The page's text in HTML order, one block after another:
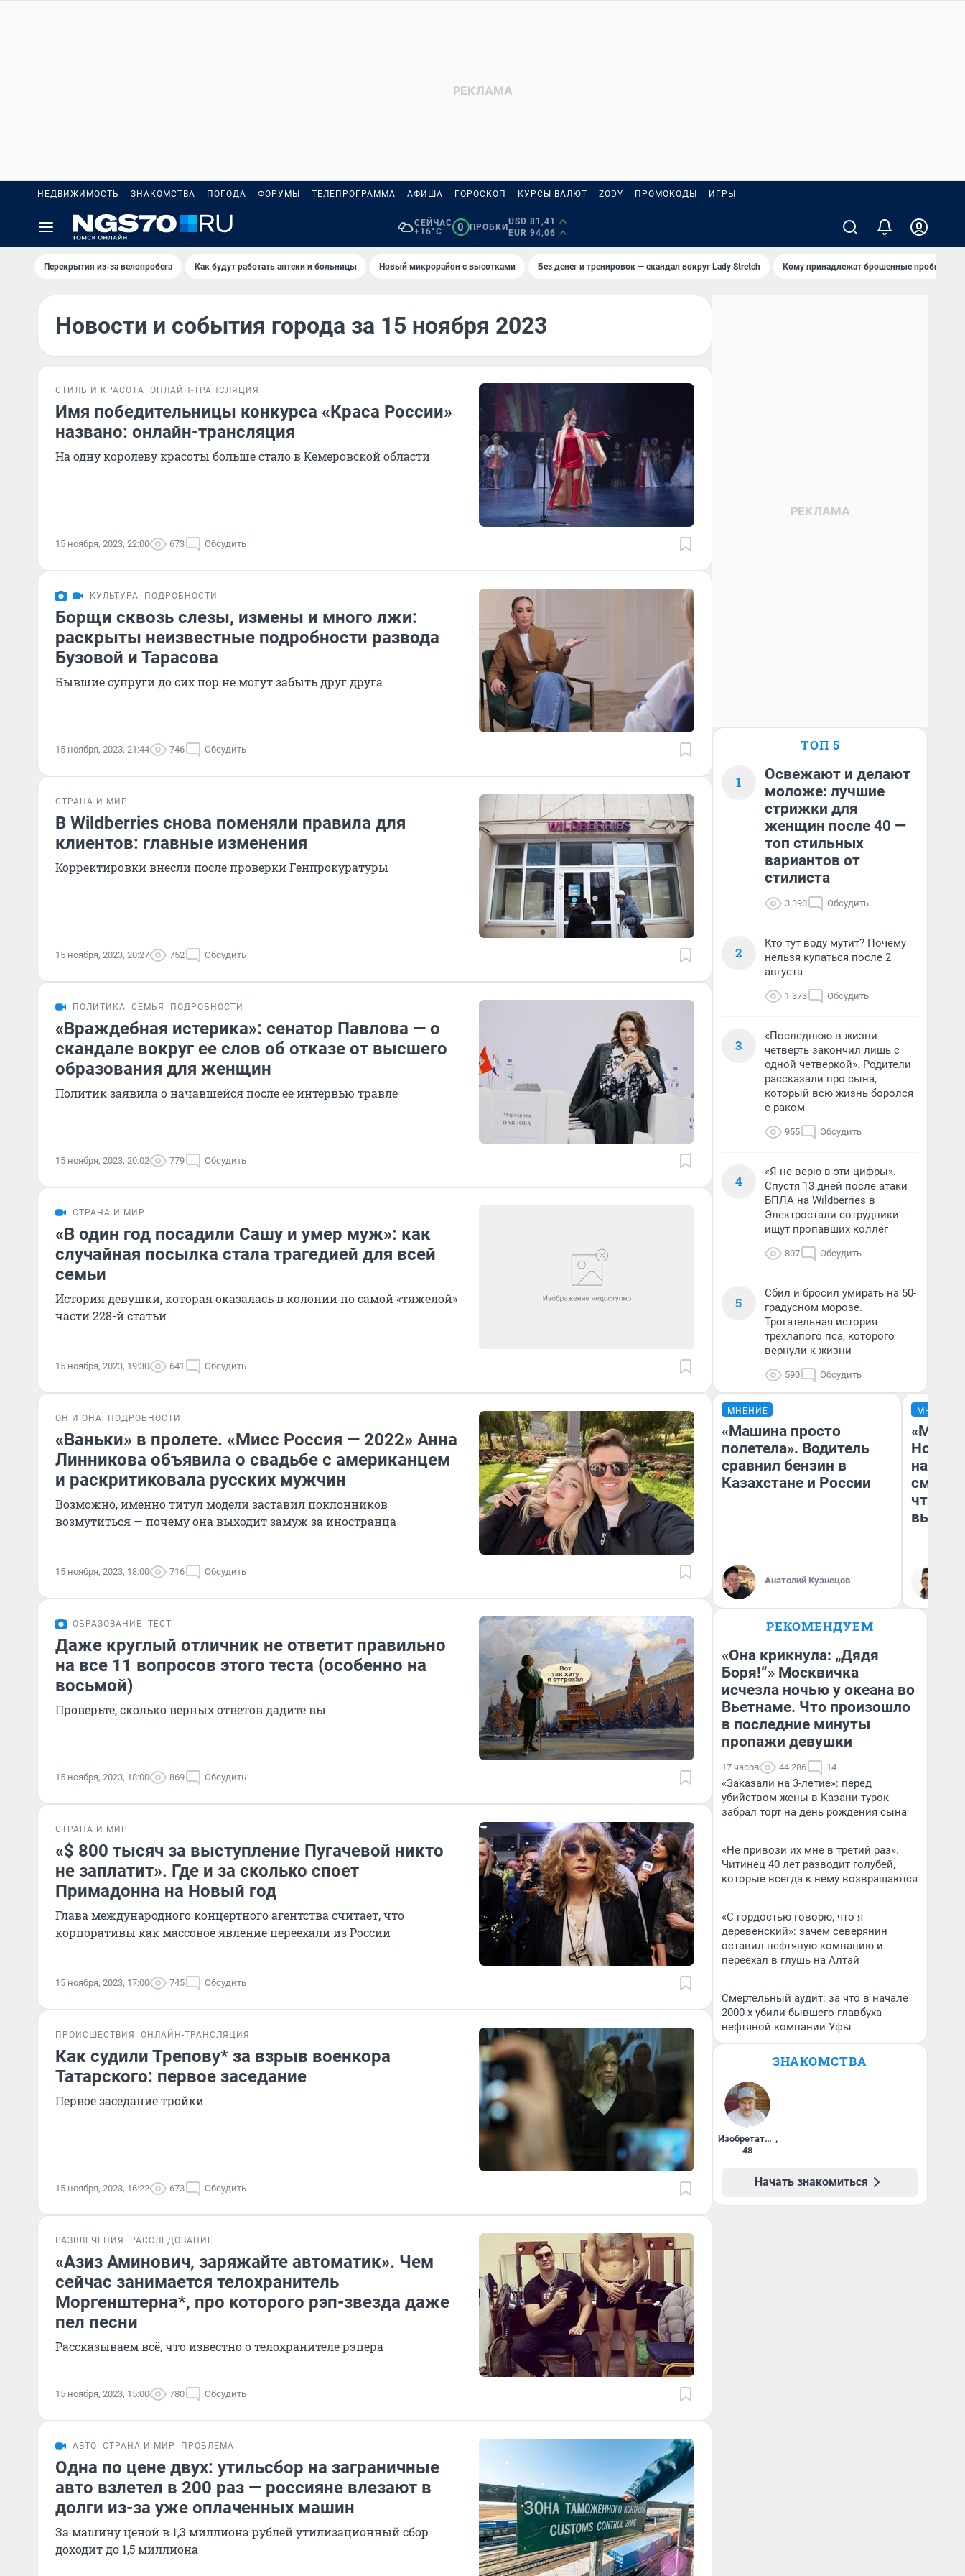
НЕДВИЖИМОСТЬ ЗНАКОМСТВА ПОГОДА ФОРУМЫ ТЕЛЕПРОГРАММА АФИША ГОРОСКОП КУРСЫ ВАЛЮТ ZODY ПРОМОКОДЫ ИГРЫ
СЕЙЧАС
+16°C
0 ПРОБКИ
USD 81,41
EUR 94,06
Перекрытия из-за велопробега Как будут работать аптеки и больницы Новый микрорайон с высотками Без денег и тренировок — скандал вокруг Lady Stretch Кому принадлежат брошенные пробирки?
Новости и события города за 15 ноября 2023
СТИЛЬ И КРАСОТА ОНЛАЙН-ТРАНСЛЯЦИЯ
Имя победительницы конкурса «Краса России»
названо: онлайн-трансляция
На одну королеву красоты больше стало в Кемеровской области
15 ноября, 2023, 22:00 673 Обсудить
КУЛЬТУРА ПОДРОБНОСТИ
Борщи сквозь слезы, измены и много лжи:
раскрыты неизвестные подробности развода
Бузовой и Тарасова
Бывшие супруги до сих пор не могут забыть друг друга
15 ноября, 2023, 21:44 746 Обсудить
СТРАНА И МИР
В Wildberries снова поменяли правила для
клиентов: главные изменения
Корректировки внесли после проверки Генпрокуратуры
15 ноября, 2023, 20:27 752 Обсудить
ПОЛИТИКА СЕМЬЯ ПОДРОБНОСТИ
«Враждебная истерика»: сенатор Павлова — о
скандале вокруг ее слов об отказе от высшего
образования для женщин
Политик заявила о начавшейся после ее интервью травле
15 ноября, 2023, 20:02 779 Обсудить
СТРАНА И МИР
«В один год посадили Сашу и умер муж»: как
случайная посылка стала трагедией для всей
семьи
История девушки, которая оказалась в колонии по самой «тяжелой»
части 228-й статьи
15 ноября, 2023, 19:30 641 Обсудить
ОН И ОНА ПОДРОБНОСТИ
«Ваньки» в пролете. «Мисс Россия — 2022» Анна
Линникова объявила о свадьбе с американцем
и раскритиковала русских мужчин
Возможно, именно титул модели заставил поклонников
возмутиться — почему она выходит замуж за иностранца
15 ноября, 2023, 18:00 716 Обсудить
ОБРАЗОВАНИЕ ТЕСТ
Даже круглый отличник не ответит правильно
на все 11 вопросов этого теста (особенно на
восьмой)
Проверьте, сколько верных ответов дадите вы
15 ноября, 2023, 18:00 869 Обсудить
СТРАНА И МИР
«$ 800 тысяч за выступление Пугачевой никто
не заплатит». Где и за сколько споет
Примадонна на Новый год
Глава международного концертного агентства считает, что
корпоративы как массовое явление переехали из России
15 ноября, 2023, 17:00 745 Обсудить
ПРОИСШЕСТВИЯ ОНЛАЙН-ТРАНСЛЯЦИЯ
Как судили Трепову* за взрыв военкора
Татарского: первое заседание
Первое заседание тройки
15 ноября, 2023, 16:22 673 Обсудить
РАЗВЛЕЧЕНИЯ РАССЛЕДОВАНИЕ
«Азиз Аминович, заряжайте автоматик». Чем
сейчас занимается телохранитель
Моргенштерна*, про которого рэп-звезда даже
пел песни
Рассказываем всё, что известно о телохранителе рэпера
15 ноября, 2023, 15:00 780 Обсудить
АВТО СТРАНА И МИР ПРОБЛЕМА
Одна по цене двух: утильсбор на заграничные
авто взлетел в 200 раз — россияне влезают в
долги из-за уже оплаченных машин
За машину ценой в 1,3 миллиона рублей утилизационный сбор
доходит до 1,5 миллиона
ТОП 5
1
Освежают и делают
моложе: лучшие
стрижки для
женщин после 40 —
топ стильных
вариантов от
стилиста
3 390 Обсудить
2
Кто тут воду мутит? Почему
нельзя купаться после 2
августа
1 373 Обсудить
3
«Последнюю в жизни
четверть закончил лишь с
одной четверкой». Родители
рассказали про сына,
который всю жизнь боролся
с раком
955 Обсудить
4
«Я не верю в эти цифры».
Спустя 13 дней после атаки
БПЛА на Wildberries в
Электростали сотрудники
ищут пропавших коллег
807 Обсудить
5
Сбил и бросил умирать на 50-
градусном морозе.
Трогательная история
трехлапого пса, которого
вернули к жизни
590 Обсудить
МНЕНИЕ
«Машина просто
полетела». Водитель
сравнил бензин в
Казахстане и России
Анатолий Кузнецов
МНЕНИЕ
«Мы
чтобы
РЕКОМЕНДУЕМ
«Она крикнула: „Дядя
Боря!“» Москвичка
исчезла ночью у океана во
Вьетнаме. Что произошло
в последние минуты
пропажи девушки
17 часов 44 286 14
«Заказали на 3-летие»: перед
убийством жены в Казани турок
забрал торт на день рождения сына
«Не привози их мне в третий раз».
Читинец 40 лет разводит голубей,
которые всегда к нему возвращаются
«С гордостью говорю, что я
деревенский»: зачем северянин
оставил нефтяную компанию и
переехал в глушь на Алтай
Смертельный аудит: за что в начале
2000-х убили бывшего главбуха
нефтяной компании Уфы
ЗНАКОМСТВА
Изобретатель ,
48
Начать знакомиться